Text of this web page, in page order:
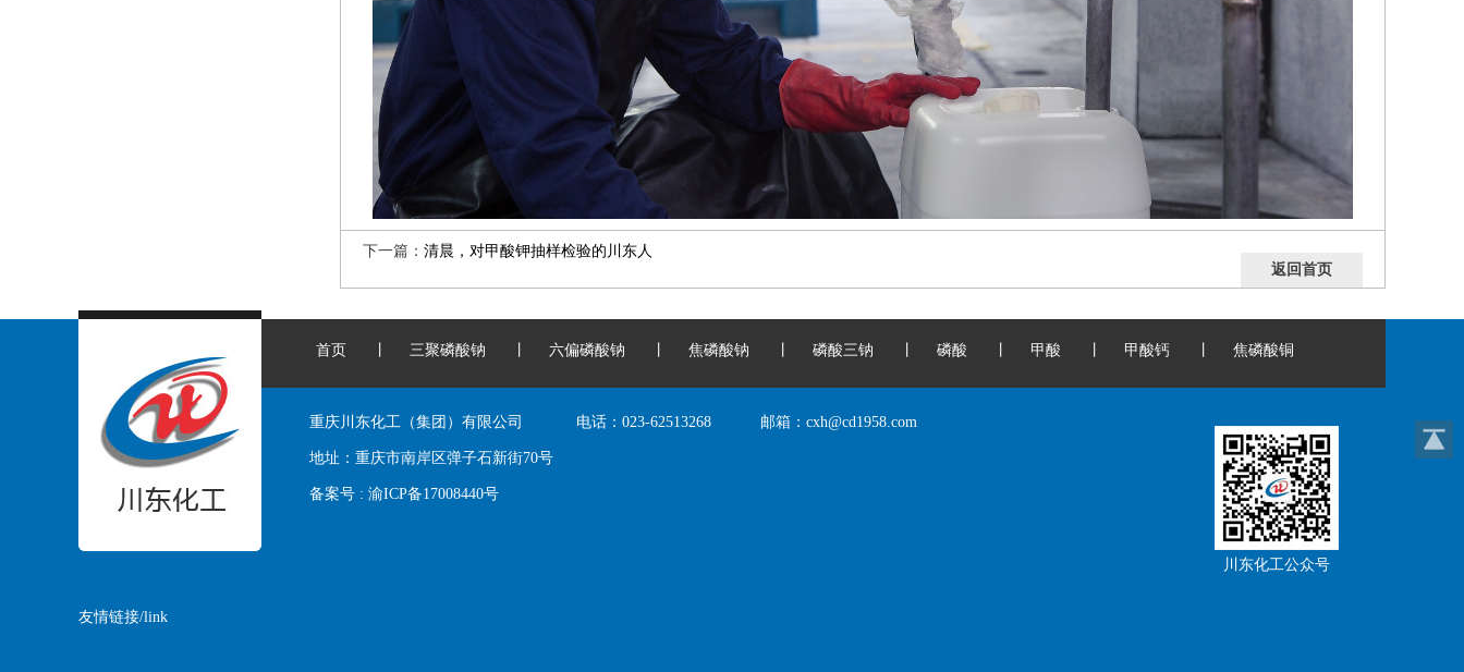
下一篇： 清晨，对甲酸钾抽样检验的川东人
返回首页
首页 三聚磷酸钠 六偏磷酸钠 焦磷酸钠 磷酸三钠 磷酸 甲酸 甲酸钙 焦磷酸铜
重庆川东化工（集团）有限公司 电话： 023-62513268 邮箱： cxh@cd1958.com
地址： 重庆市南岸区弹子石新街70号
备案号 : 渝ICP备17008440号
川东化工公众号
友情链接/link